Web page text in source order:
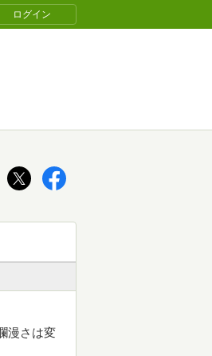
ログイン
漫さは変